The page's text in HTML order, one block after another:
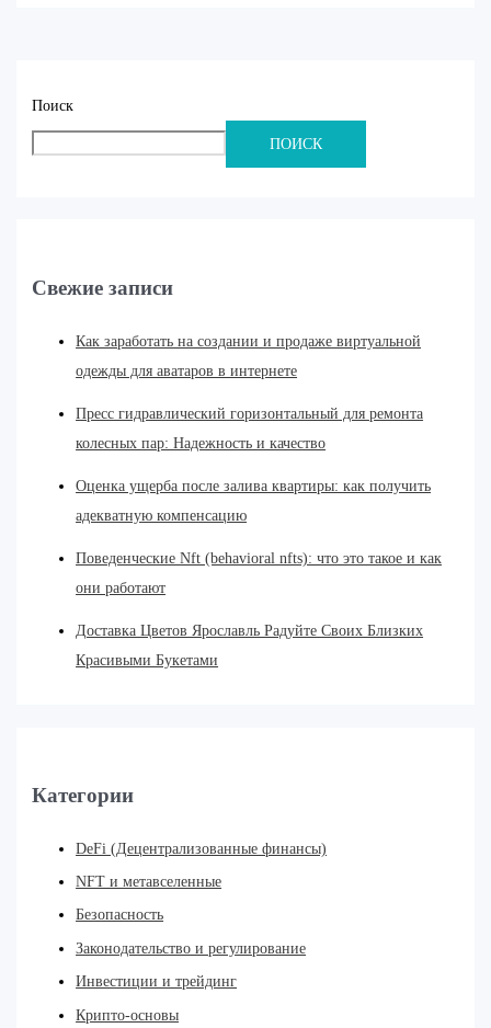
Поиск
ПОИСК
Свежие записи
Как заработать на создании и продаже виртуальной
одежды для аватаров в интернете
Пресс гидравлический горизонтальный для ремонта
колесных пар: Надежность и качество
Оценка ущерба после залива квартиры: как получить
адекватную компенсацию
Поведенческие Nft (behavioral nfts): что это такое и как
они работают
Доставка Цветов Ярославль Радуйте Своих Близких
Красивыми Букетами
Категории
DeFi (Децентрализованные финансы)
NFT и метавселенные
Безопасность
Законодательство и регулирование
Инвестиции и трейдинг
Крипто-основы